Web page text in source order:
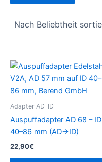
Adapter AD-ID
Auspuffadapter AD 68 – ID
40–86 mm (AD→ID)
22,90€